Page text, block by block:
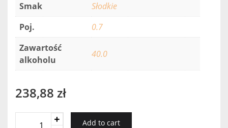
Smak
Słodkie
Poj.
0.7
Zawartość
alkoholu
40.0
238,88 zł
Add to cart